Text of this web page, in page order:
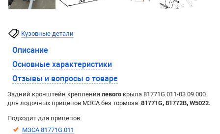
Кузовные детали
Описание
Основные характеристики
Отзывы и вопросы о товаре
Задний кронштейн крепления левого крыла 81771G.011-03.09.000
для лодочных прицепов МЗСА без тормоза: 81771G, 81772B, W5022.
Подходит для прицепов:
МЗСА 81771G.011